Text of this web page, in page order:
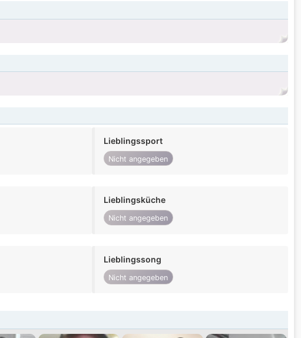
Lieblingssport
Nicht angegeben
Lieblingsküche
Nicht angegeben
Lieblingssong
Nicht angegeben